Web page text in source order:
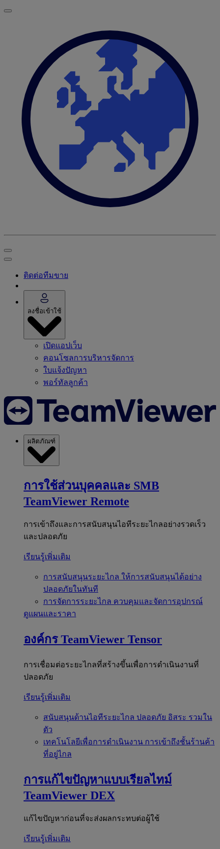
ติดต่อทีมขาย
ลงชื่อเข้าใช้
เปิดแอปเว็บ
คอนโซลการบริหารจัดการ
ใบแจ้งปัญหา
พอร์ทัลลูกค้า
ผลิตภัณฑ์
การใช้ส่วนบุคคลและ SMB
TeamViewer Remote
การเข้าถึงและการสนับสนุนไอทีระยะไกลอย่างรวดเร็ว
และปลอดภัย
เรียนรู้เพิ่มเติม
การสนับสนุนระยะไกล ให้การสนับสนุนได้อย่าง
ปลอดภัยในทันที
การจัดการระยะไกล ควบคุมและจัดการอุปกรณ์
ดูแผนและราคา
องค์กร TeamViewer Tensor
การเชื่อมต่อระยะไกลที่สร้างขึ้นเพื่อการดำเนินงานที่
ปลอดภัย
เรียนรู้เพิ่มเติม
สนับสนุนด้านไอทีระยะไกล ปลอดภัย อิสระ รวมใน
ตัว
เทคโนโลยีเพื่อการดำเนินงาน การเข้าถึงชั้นร้านค้า
ที่อยู่ไกล
การแก้ไขปัญหาแบบเรียลไทม์
TeamViewer DEX
แก้ไขปัญหาก่อนที่จะส่งผลกระทบต่อผู้ใช้
เรียนรู้เพิ่มเติม